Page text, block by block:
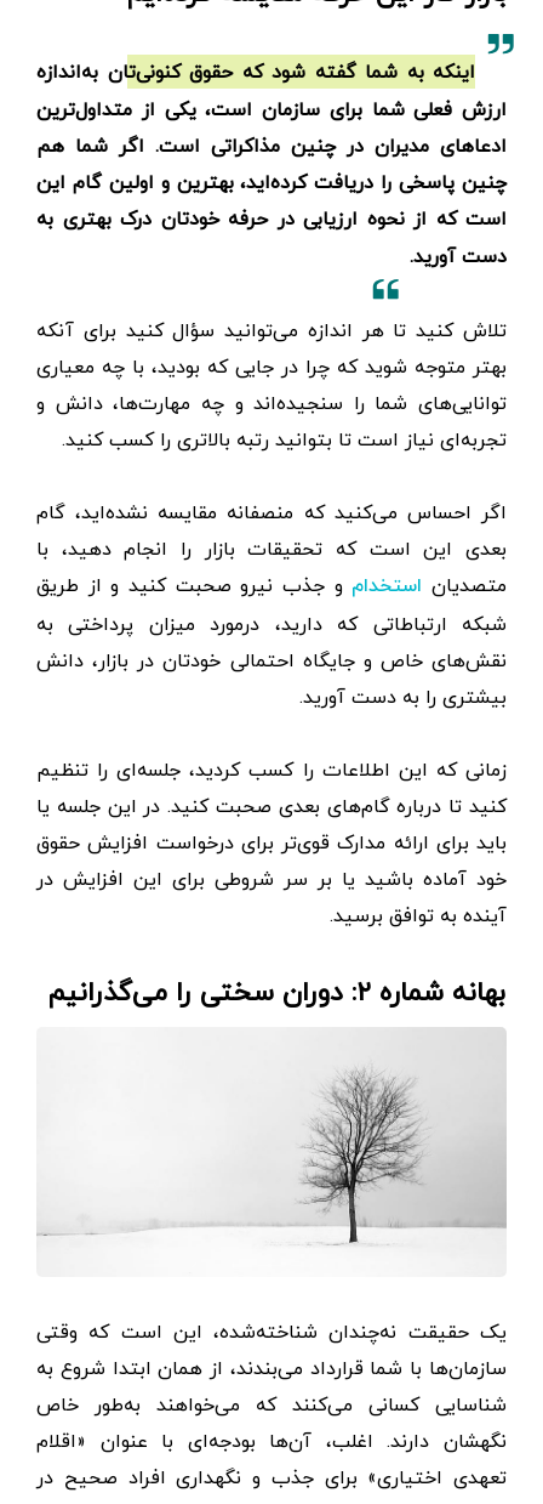
اینکه به شما گفته شود که حقوق کنونی‌تان به‌اندازه
ارزش فعلی شما برای سازمان است، یکی از متداول‌ترین
ادعاهای مدیران در چنین مذاکراتی است. اگر شما هم
چنین پاسخی را دریافت کرده‌اید، بهترین و اولین گام این
است که از نحوه ارزیابی در حرفه خودتان درک بهتری به
دست آورید.
تلاش کنید تا هر اندازه می‌توانید سؤال کنید برای آنکه
بهتر متوجه شوید که چرا در جایی که بودید، با چه معیاری
توانایی‌‌های شما را سنجیده‌اند و چه مهارت‌ها، دانش و
تجربه‌ای نیاز است تا بتوانید رتبه بالاتری را کسب کنید.
اگر احساس می‌کنید که منصفانه مقایسه نشده‌اید، گام
بعدی این است که تحقیقات بازار را انجام دهید، با
متصدیان استخدام و جذب نیرو صحبت کنید و از طریق
شبکه ارتباطاتی که دارید، درمورد میزان پرداختی به
نقش‌های خاص و جایگاه احتمالی خودتان در بازار، دانش
بیشتری را به دست آورید.
زمانی که این اطلاعات را کسب کردید، جلسه‌ای را تنظیم
کنید تا درباره گام‌های بعدی صحبت کنید. در این جلسه یا
باید برای ارائه مدارک قوی‌تر برای درخواست افزایش حقوق
خود آماده باشید یا بر سر شروطی برای این افزایش در
آینده به توافق برسید.
بهانه شماره ۲: دوران سختی را می‌گذرانیم
یک حقیقت نه‌چندان شناخته‌شده، این است که وقتی
سازمان‌ها با شما قرارداد می‌بندند، از همان ابتدا شروع به
شناسایی کسانی می‌کنند که می‌خواهند به‌طور خاص
نگهشان دارند. اغلب، آن‌ها بودجه‌ای با عنوان «اقلام
تعهدی اختیاری» برای جذب و نگهداری افراد صحیح در